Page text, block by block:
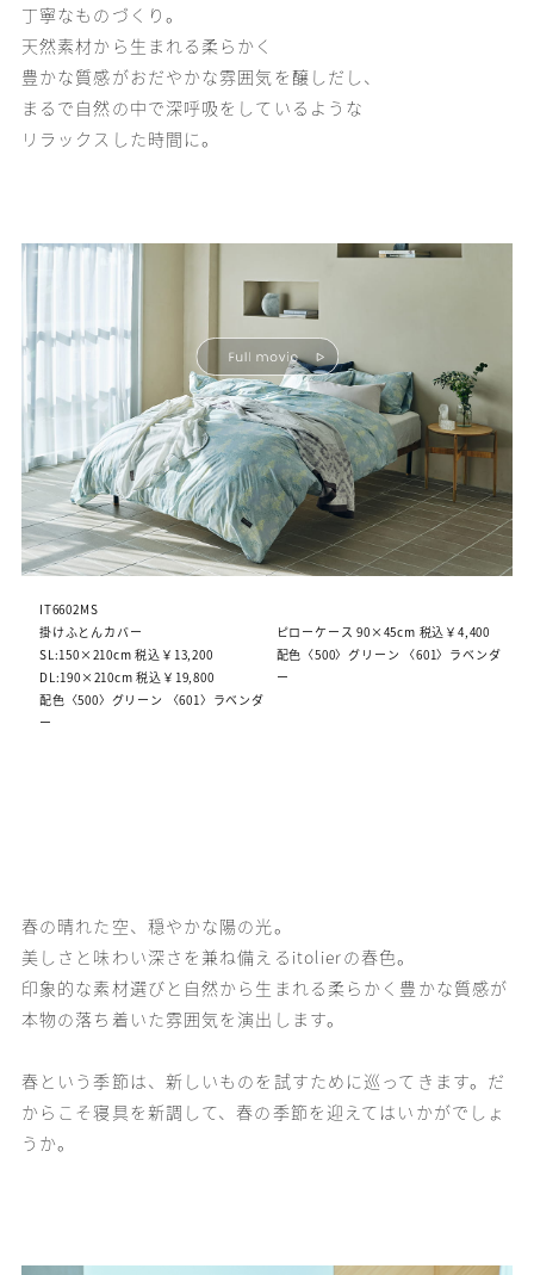
丁寧なものづくり。
天然素材から生まれる柔らかく
豊かな質感がおだやかな雰囲気を醸しだし、
まるで自然の中で深呼吸をしているような
リラックスした時間に。
IT6602MS
掛けふとんカバー
SL:150×210cm 税込￥13,200
DL:190×210cm 税込￥19,800
配色〈500〉グリーン 〈601〉ラベンダ
ー
ピローケース 90×45cm 税込￥4,400
配色〈500〉グリーン 〈601〉ラベンダ
ー
春の晴れた空、穏やかな陽の光。
美しさと味わい深さを兼ね備えるitolierの春色。
印象的な素材選びと自然から生まれる柔らかく豊かな質感が
本物の落ち着いた雰囲気を演出します。
春という季節は、新しいものを試すために巡ってきます。だ
からこそ寝具を新調して、春の季節を迎えてはいかがでしょ
うか。